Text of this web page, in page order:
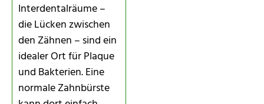
Interdentalräume –
die Lücken zwischen
den Zähnen – sind ein
idealer Ort für Plaque
und Bakterien. Eine
normale Zahnbürste